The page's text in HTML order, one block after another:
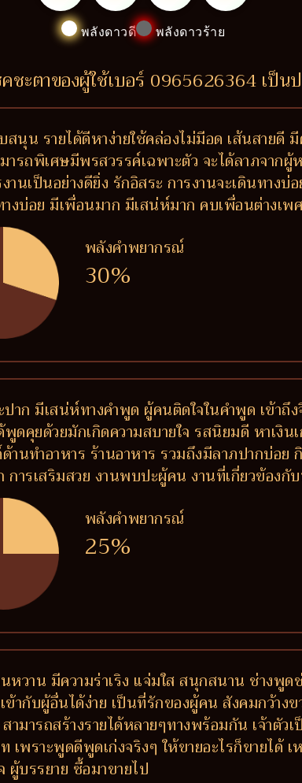
พลังดาวดี พลังดาวร้าย
ชะตาของผู้ใช้เบอร์ 0965626364 เป็น
นุน รายได้ดีหาง่ายใช้คล่องไม่มีอด เส้นสายดี
ารถพิเศษมีพรสวรรค์เฉพาะตัว จะได้ลาภจาก
านเป็นอย่างดียิ่ง รักอิสระ การงานจะเดินทา
งบ่อย มีเพื่อนมาก มีเสน่ห์มาก คบเพื่อนต่างเพ
พลังคำพยากรณ์
30%
ปาก มีเสน่ห์ทางคำพูด ผู้คนติดใจในคำพูด เข้า
พูดคุยด้วยมักเกิดความสบายใจ รสนิยมดี หาเ
านทำอาหาร ร้านอาหาร รวมถึงมีลาภปากบ่อ
การเสริมสวย งานพบปะผู้คน งานที่เกี่ยวข้องกั
พลังคำพยากรณ์
25%
หวาน มีความร่าเริง แจ่มใส สนุกสนาน ช่างพูด
เข้ากับผู้อื่นได้ง่าย เป็นที่รักของผู้คน สังคมกว้า
ามารถสร้างรายได้หลายๆทางพร้อมกัน เจ้าตั
เพราะพูดดีพูดเก่งจริงๆ ให้ขายอะไรก็ขายได้
ผู้บรรยาย ซื้อมาขายไป